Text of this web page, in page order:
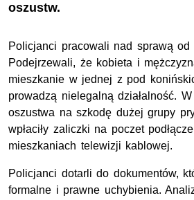
oszustw.
Policjanci pracowali nad sprawą od
Podejrzewali, że kobieta i
mieszkanie w jednej z pod
prowadzą nielegalną działalność.
oszustwa na szkodę dużej grupy
wpłaciły zaliczki na poczet
mieszkaniach telewizji kablowej.
Policjanci dotarli do dokumentów,
formalne i prawne uchybienia.